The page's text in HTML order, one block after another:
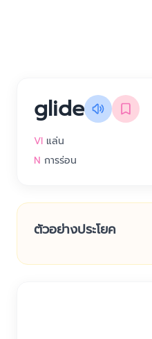
glide
VI แล่น
N การร่อน
ตัวอย่างประโยค